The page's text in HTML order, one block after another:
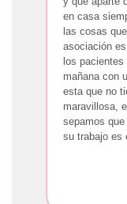
en casa
las cosas
asociación
los
mañana con
esta que no
maravillosa,
sepamos
su trabajo es